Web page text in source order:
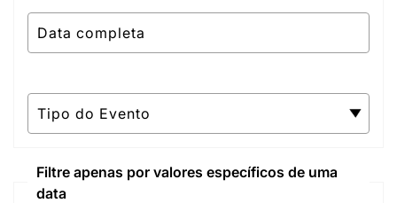
Filtre apenas por valores específicos de uma
data